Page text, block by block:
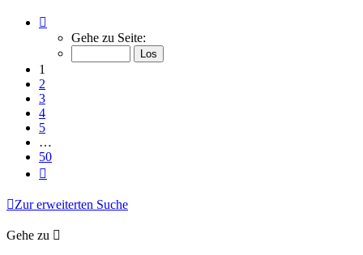
von
Gehe zu Seite:
1
2
3
4
5
…
50
Zur erweiterten Suche
Gehe zu